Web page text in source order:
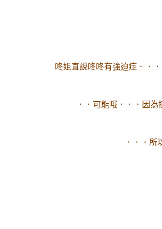
咚姐直說咚咚有強迫症．．
．．可能哦．．．因
．．．所